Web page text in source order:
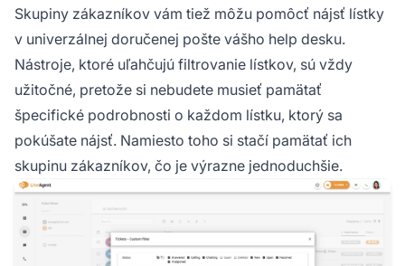
Skupiny zákazníkov vám tiež môžu pomôcť nájsť lístky
v univerzálnej doručenej pošte vášho help desku.
Nástroje, ktoré uľahčujú filtrovanie lístkov, sú vždy
užitočné, pretože si nebudete musieť pamätať
špecifické podrobnosti o každom lístku, ktorý sa
pokúšate nájsť. Namiesto toho si stačí pamätať ich
skupinu zákazníkov, čo je výrazne jednoduchšie.